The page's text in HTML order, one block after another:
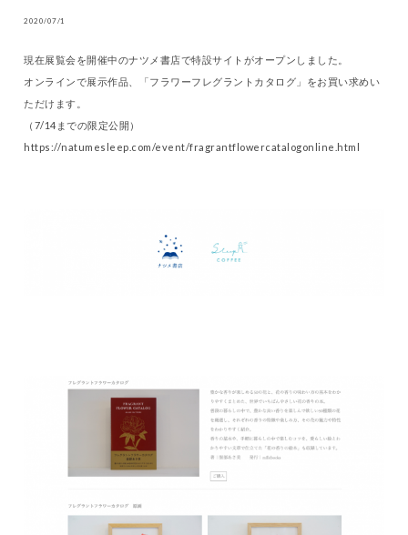
2020/07/1
現在展覧会を開催中のナツメ書店で特設サイトがオープンしました。
オンラインで展示作品、「フラワーフレグラントカタログ」をお買い求めい
ただけます。
（7/14までの限定公開）
https://natumesleep.com/event/fragrantflowercatalogonline.html